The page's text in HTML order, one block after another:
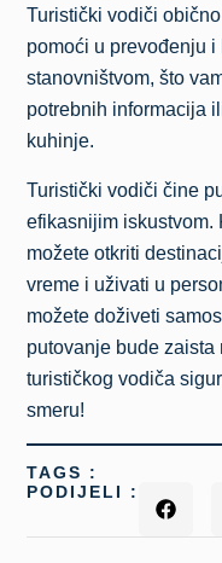
Turistički vodiči
pomoći u prevođenju
stanovništvom, što
potrebnih informacija
kuhinje.
Turistički vodiči čine
efikasnijim iskustvom.
možete otkriti
vreme i uživati u
možete doživeti
putovanje bude
turističkog vodiča
smeru!
TAGS :
PODIJELI :